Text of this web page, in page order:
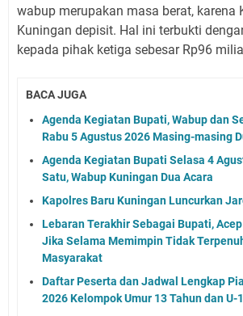
wabup merupakan masa berat, karena
Kuningan depisit. Hal ini terbukti
kepada pihak ketiga sebesar Rp96
BACA JUGA
Agenda Kegiatan Bupati, Wabup dan
Rabu 5 Agustus 2026 Masing-masing
Agenda Kegiatan Bupati Selasa 4
Satu, Wabup Kuningan Dua Acara
Kapolres Baru Kuningan Luncurkan
Lebaran Terakhir Sebagai Bupati,
Jika Selama Memimpin Tidak
Masyarakat
Daftar Peserta dan Jadwal Lengkap
2026 Kelompok Umur 13 Tahun dan U-